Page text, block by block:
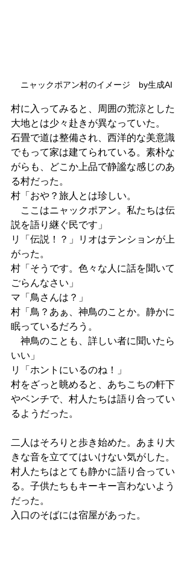
ニャックポアン村のイメージ　by生成AI
村に入ってみると、周囲の荒涼とした
大地とは少々赴きが異なっていた。
石畳で道は整備され、西洋的な美意識
でもって家は建てられている。素朴な
がらも、どこか上品で静謐な感じのあ
る村だった。
村「おや？旅人とは珍しい。
ここはニャックポアン。私たちは伝
説を語り継ぐ民です」
リ「伝説！？」リオはテンションが上
がった。
村「そうです。色々な人に話を聞いて
ごらんなさい」
マ「鳥さんは？」
村「鳥？あぁ、神鳥のことか。静かに
眠っているだろう。
神鳥のことも、詳しい者に聞いたら
いい」
リ「ホントにいるのね！」
村をざっと眺めると、あちこちの軒下
やベンチで、村人たちは語り合ってい
るようだった。
二人はそろりと歩き始めた。あまり大
きな音を立ててはいけない気がした。
村人たちはとても静かに語り合ってい
る。子供たちもキーキー言わないよう
だった。
入口のそばには宿屋があった。